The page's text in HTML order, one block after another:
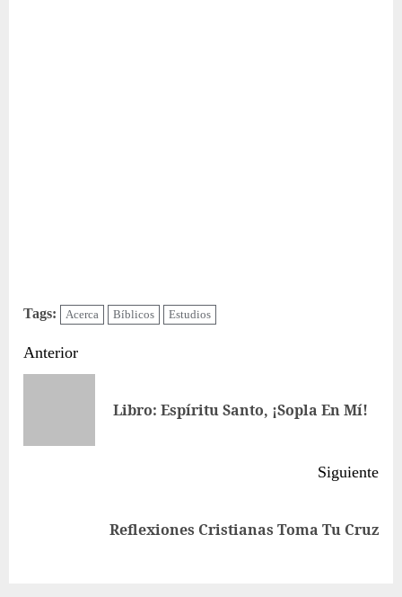
Tags: Acerca Bíblicos Estudios
Sigue
Anterior
Libro: Espíritu Santo, ¡Sopla En Mí!
Siguiente
Reflexiones Cristianas Toma Tu Cruz